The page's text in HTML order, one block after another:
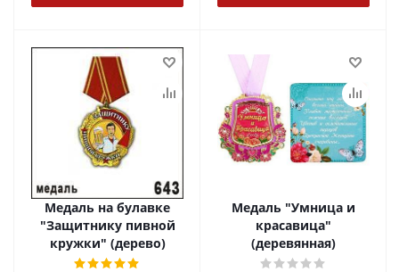
Медаль на булавке
"Защитнику пивной
кружки" (дерево)
Медаль "Умница и
красавица"
(деревянная)